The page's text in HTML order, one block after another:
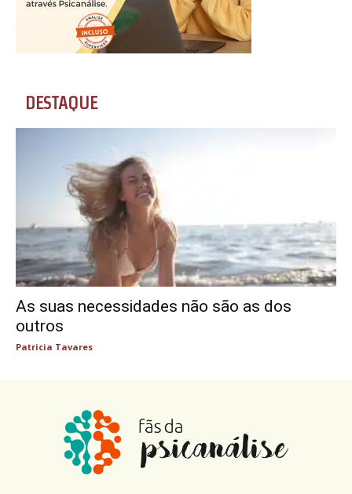
DESTAQUE
As suas necessidades não são as dos
outros
Patricia Tavares